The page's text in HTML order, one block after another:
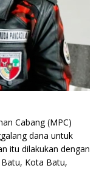
Cabang (MPC)
dana untuk
itu dilakukan dengan
Kota Batu,